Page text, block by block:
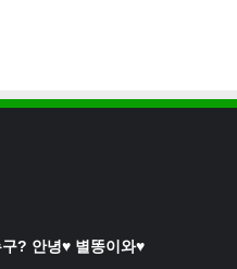
? 안녕♥ 별똥이와♥